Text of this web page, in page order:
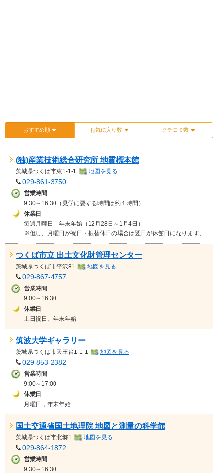
おすすめ順 お気に入り数 クチコミ数
(独)産業技術総合研究所 地質標本館
茨城県つくば市東1-1-1 地図を見る
029-861-3750
営業時間
9:30～16:30（見学に要する時間は約１時間）
休業日
毎週月曜日、年末年始（12月28日～1月4日）
※但し、月曜日が祝日・振替休日の場合は翌日が休館日になります。
つくば市立 出土文化財管理センター
茨城県つくば市平沢81 地図を見る
029-867-4757
営業時間
9:00～16:30
休業日
土日祝日、年末年始
筑波大学ギャラリー
茨城県つくば市天王台1-1-1 地図を見る
029-853-2382
営業時間
9:00～17:00
休業日
月曜日，年末年始
国土交通省国土地理院 地図と測量の科学館
茨城県つくば市北郷1 地図を見る
029-864-1872
営業時間
9:30～16:30